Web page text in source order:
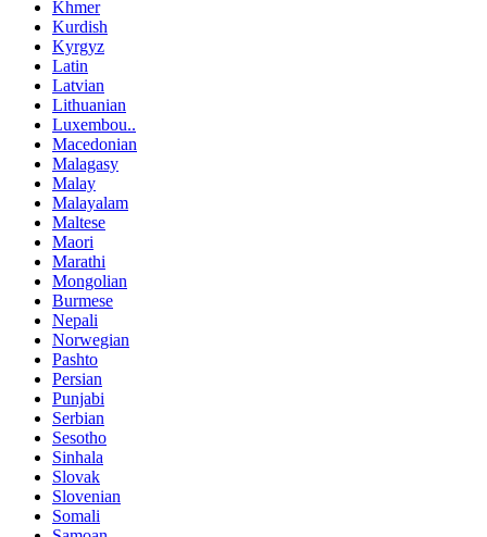
Khmer
Kurdish
Kyrgyz
Latin
Latvian
Lithuanian
Luxembou..
Macedonian
Malagasy
Malay
Malayalam
Maltese
Maori
Marathi
Mongolian
Burmese
Nepali
Norwegian
Pashto
Persian
Punjabi
Serbian
Sesotho
Sinhala
Slovak
Slovenian
Somali